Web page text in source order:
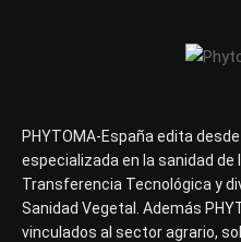
PHYTOMA-España edita
especializada en la sanidad
Transferencia Tecnológica y
Sanidad Vegetal. Además
vinculados al sector agrario,